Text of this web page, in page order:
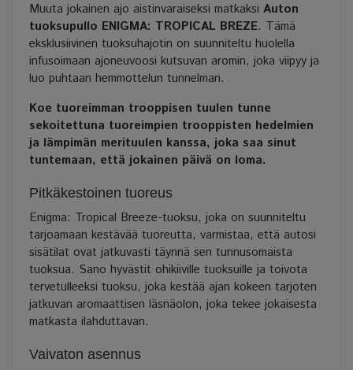
Muuta jokainen ajo aistinvaraiseksi matkaksi Auton
tuoksupullo ENIGMA: TROPICAL BREZE. Tämä
eksklusiivinen tuoksuhajotin on suunniteltu huolella
infusoimaan ajoneuvoosi kutsuvan aromin, joka viipyy ja
luo puhtaan hemmottelun tunnelman.
Koe tuoreimman trooppisen tuulen tunne
sekoitettuna tuoreimpien trooppisten hedelmien
ja lämpimän merituulen kanssa, joka saa sinut
tuntemaan, että jokainen päivä on loma.
Pitkäkestoinen tuoreus
Enigma: Tropical Breeze-tuoksu, joka on suunniteltu
tarjoamaan kestävää tuoreutta, varmistaa, että autosi
sisätilat ovat jatkuvasti täynnä sen tunnusomaista
tuoksua. Sano hyvästit ohikiiville tuoksuille ja toivota
tervetulleeksi tuoksu, joka kestää ajan kokeen tarjoten
jatkuvan aromaattisen läsnäolon, joka tekee jokaisesta
matkasta ilahduttavan.
Vaivaton asennus